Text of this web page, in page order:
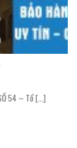
54 – Tổ [...]